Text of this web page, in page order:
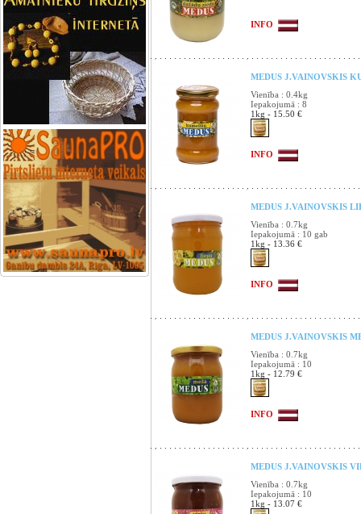
INFO
MEDUS J.VAINOVSKIS
Vienība : 0.4kg
Iepakojumā : 8
1kg - 15.50 €
INFO
MEDUS J.VAINOVSKIS
Vienība : 0.7kg
Iepakojumā : 10 gab
1kg - 13.36 €
INFO
MEDUS J.VAINOVSKIS
Vienība : 0.7kg
Iepakojumā : 10
1kg - 12.79 €
INFO
MEDUS J.VAINOVSKIS
Vienība : 0.7kg
Iepakojumā : 10
1kg - 13.07 €